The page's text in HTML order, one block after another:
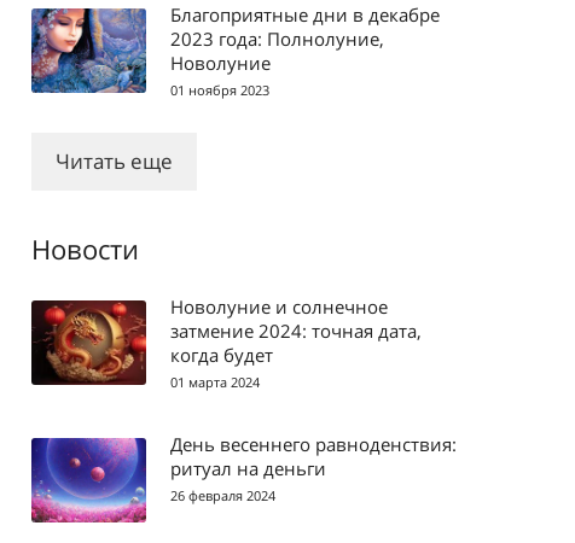
Благоприятные дни в декабре
2023 года: Полнолуние,
Новолуние
01 ноября 2023
Читать еще
Новости
Новолуние и солнечное
затмение 2024: точная дата,
когда будет
01 марта 2024
День весеннего равноденствия:
ритуал на деньги
26 февраля 2024